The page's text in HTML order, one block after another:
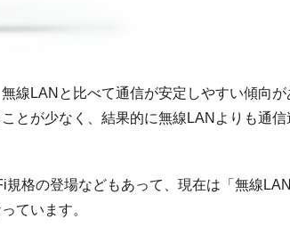
線LANと比べて通信が安定しやすい傾向が
とが少なく、結果的に無線LANよりも通信
格の登場などもあって、現在は「無線
ています。